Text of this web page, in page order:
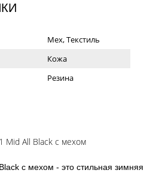
Мех, Текстиль
Кожа
Резина
Mid All Black с мехом
с мехом - это стильная зимняя